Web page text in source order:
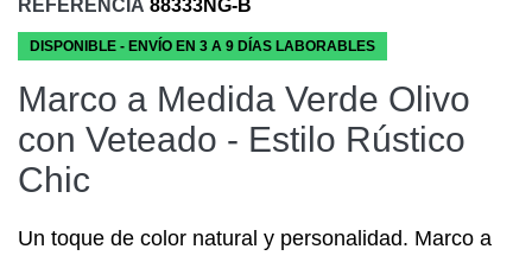
REFERENCIA 88333NG-B
DISPONIBLE - ENVÍO EN 3 A 9 DÍAS LABORABLES
Marco a Medida Verde Olivo
con Veteado - Estilo Rústico
Chic
Un toque de color natural y personalidad. Marco a